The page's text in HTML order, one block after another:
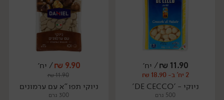
יח׳ יח׳
11.90
₪/ יח׳
2 יח' ב- 18.90 ₪
ניוקי - 'DE CECCO'
500 גרם
9.90
₪/ יח׳
11.90
₪
ניוקי תפו"א עם ערמונים
300 גרם